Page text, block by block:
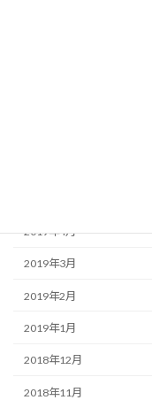
2019年4月
2019年3月
2019年2月
2019年1月
2018年12月
2018年11月